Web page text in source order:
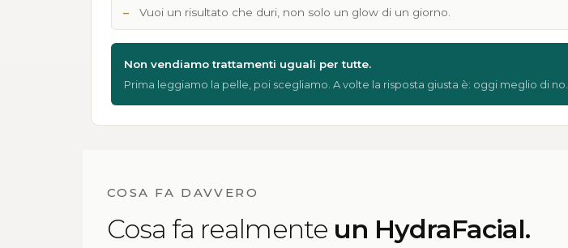
Vuoi un risultato che duri, non solo un glow di un giorno.
Non vendiamo trattamenti uguali per tutte.
Prima leggiamo la pelle, poi scegliamo. A volte la risposta giusta è: oggi meglio di no.
COSA FA DAVVERO
Cosa fa realmente un HydraFacial.